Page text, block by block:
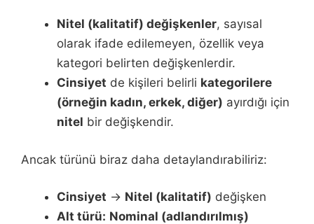
Nitel (kalitatif) değişkenler, sayısal
olarak ifade edilemeyen, özellik veya
kategori belirten değişkenlerdir.
Cinsiyet de kişileri belirli kategorilere
(örneğin kadın, erkek, diğer) ayırdığı için
nitel bir değişkendir.
Ancak türünü biraz daha detaylandırabiliriz:
Cinsiyet → Nitel (kalitatif) değişken
Alt türü: Nominal (adlandırılmış)